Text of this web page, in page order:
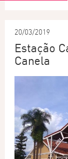
20/03/2019
Estação
Canela